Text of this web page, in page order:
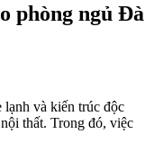
phòng ngủ Đà
và kiến trúc độc
thất. Trong đó, việc